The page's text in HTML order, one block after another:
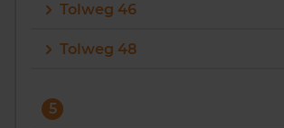
Tolweg 46
Tolweg 48
5